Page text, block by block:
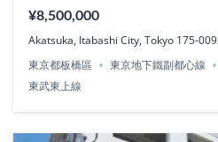
¥8,500,000
Akatsuka, Itabashi City, Tokyo 175-
東京都板橋區
東京地下鐵副都心線
東武東上線